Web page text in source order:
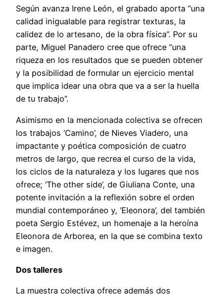
Según avanza Irene León, el grabado aporta “una
calidad inigualable para registrar texturas, la
calidez de lo artesano, de la obra física”. Por su
parte, Miguel Panadero cree que ofrece “una
riqueza en los resultados que se pueden obtener
y la posibilidad de formular un ejercicio mental
que implica idear una obra que va a ser la huella
de tu trabajo”.
Asimismo en la mencionada colectiva se ofrecen
los trabajos ‘Camino’, de Nieves Viadero, una
impactante y poética composición de cuatro
metros de largo, que recrea el curso de la vida,
los ciclos de la naturaleza y los lugares que nos
ofrece; ‘The other side’, de Giuliana Conte, una
potente invitación a la reflexión sobre el orden
mundial contemporáneo y, ‘Eleonora’, del también
poeta Sergio Estévez, un homenaje a la heroína
Eleonora de Arborea, en la que se combina texto
e imagen.
Dos talleres
La muestra colectiva ofrece además dos